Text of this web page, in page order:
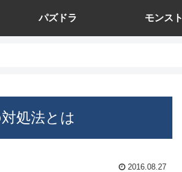
パズドラ モンスト
処法とは
2016.08.27